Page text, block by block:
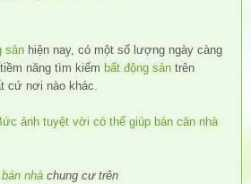
sản hiện nay, có một số lượng ngày càng
năng tìm kiếm bất động sản trên
cứ nơi nào khác.
bán nhà chung cư trên